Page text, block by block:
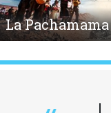
La Pachamama